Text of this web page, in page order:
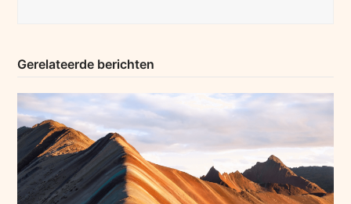
Gerelateerde berichten